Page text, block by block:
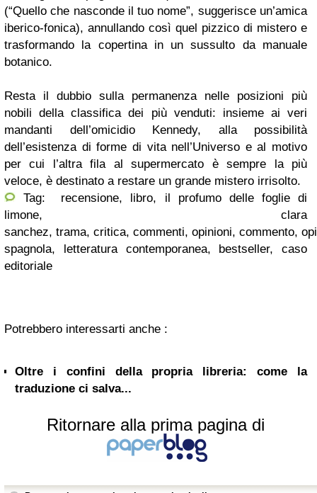
(“Quello che nasconde il tuo nome”, suggerisce un’amica
iberico-fonica), annullando così quel pizzico di mistero e
trasformando la copertina in un sussulto da manuale
botanico.
Resta il dubbio sulla permanenza nelle posizioni più
nobili della classifica dei più venduti: insieme ai veri
mandanti dell’omicidio Kennedy, alla possibilità
dell’esistenza di forme di vita nell’Universo e al motivo
per cui l’altra fila al supermercato è sempre la più
veloce, è destinato a restare un grande mistero irrisolto.
Tag: recensione, libro, il profumo delle foglie di
limone, clara
sanchez, trama, critica, commenti, opinioni, commento,
spagnola, letteratura contemporanea, bestseller, caso
editoriale
Potrebbero interessarti anche :
Oltre i confini della propria libreria: come la
traduzione ci salva...
Ritornare alla prima pagina di